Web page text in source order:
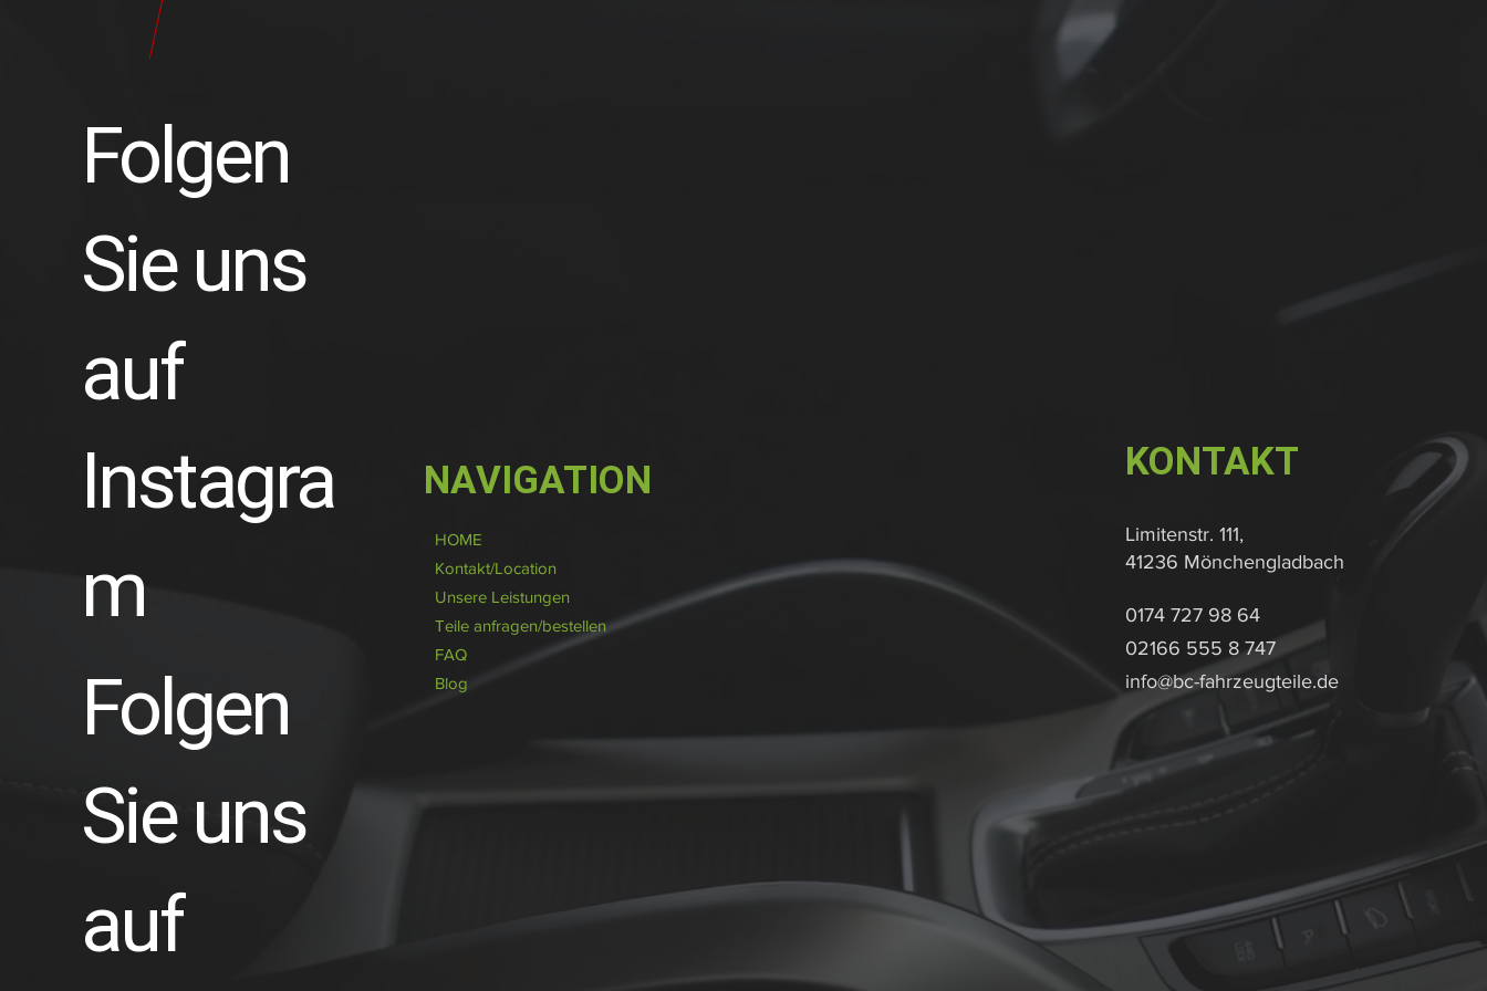
Folgen
Sie uns
auf
Instagra
m
Folgen
Sie uns
auf
NAVIGATION
HOME
Kontakt/Location
Unsere Leistungen
Teile anfragen/bestellen
FAQ
Blog
KONTAKT
Limitenstr. 111,
41236 Mönchengladbach
0174 727 98 64
02166 555 8 747
info@bc-fahrzeugteile.de